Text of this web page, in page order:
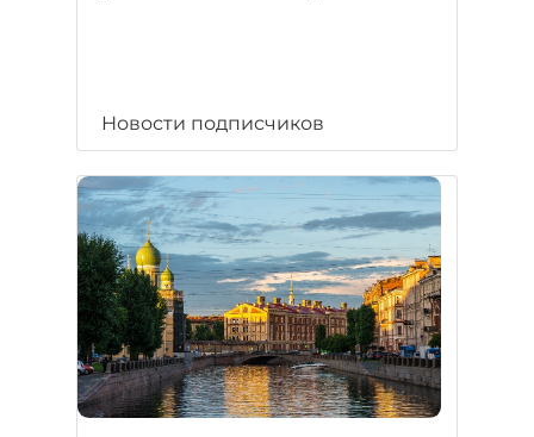
Новости подписчиков